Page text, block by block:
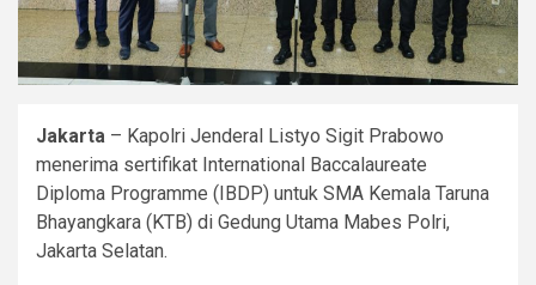
Jakarta – Kapolri Jenderal Listyo Sigit Prabowo
menerima sertifikat International Baccalaureate
Diploma Programme (IBDP) untuk SMA Kemala Taruna
Bhayangkara (KTB) di Gedung Utama Mabes Polri,
Jakarta Selatan.